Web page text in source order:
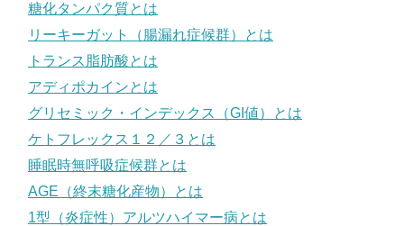
糖化タンパク質とは
リーキーガット（腸漏れ症候群）とは
トランス脂肪酸とは
アディポカインとは
グリセミック・インデックス（GI値）とは
ケトフレックス１２／３とは
睡眠時無呼吸症候群とは
AGE（終末糖化産物）とは
1型（炎症性）アルツハイマー病とは